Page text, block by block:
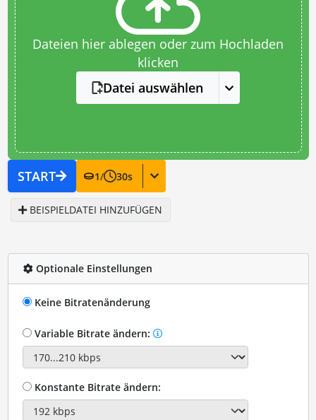
Dateien hier ablegen oder zum Hochladen
klicken
Datei auswählen
START 1/ 30s
BEISPIELDATEI HINZUFÜGEN
Optionale Einstellungen
Keine Bitratenänderung
Variable Bitrate ändern:
Konstante Bitrate ändern: